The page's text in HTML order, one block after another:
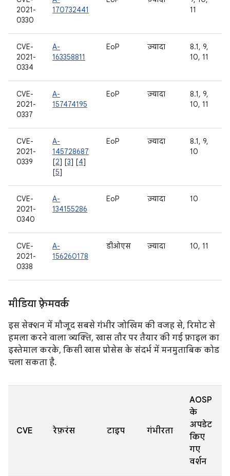
2021-
0330
170732441
11
CVE-
2021-
0334
A-
163358811
EoP ज़्यादा
8.1, 9,
10, 11
CVE-
2021-
0337
A-
157474195
EoP ज़्यादा
8.1, 9,
10, 11
CVE-
2021-
0339
A-
145728687
[2] [3] [4]
[5]
EoP ज़्यादा
8.1, 9,
10
CVE-
2021-
0340
A-
134155286
EoP ज़्यादा 10
CVE-
2021-
0338
A-
156260178
डीओएस ज़्यादा 10, 11
मीडिया फ़्रेमवर्क
इस सेक्शन में मौजूद सबसे गंभीर जोखिम की वजह से, रिमोट से
हमला करने वाला व्यक्ति, खास तौर पर तैयार की गई फ़ाइल का
इस्तेमाल करके, किसी खास प्रोसेस के संदर्भ में मनमुताबिक कोड
चला सकता है.
CVE रेफ़रंस टाइप गंभीरता
AOSP
के
अपडेट
किए
गए
वर्शन